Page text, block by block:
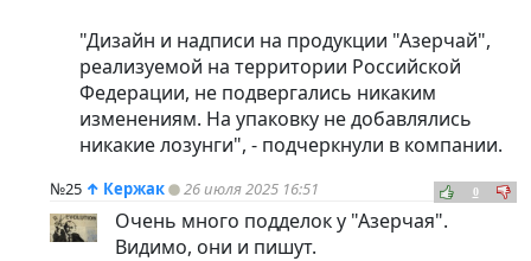
"Дизайн и надписи на продукции "Азерчай",
реализуемой на территории Российской
Федерации, не подвергались никаким
изменениям. На упаковку не добавлялись
никакие лозунги", - подчеркнули в компании.
№25 ↑ Кержак 26 июля 2025 16:51 0
Очень много подделок у "Азерчая".
Видимо, они и пишут.